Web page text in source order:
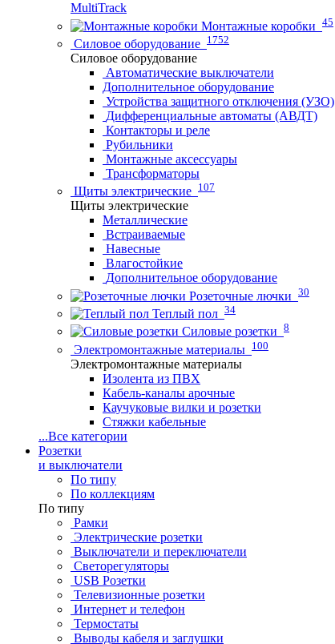
MultiTrack
Монтажные коробки 45
Силовое оборудование 1752
Силовое оборудование
Автоматические выключатели
Дополнительное оборудование
Устройства защитного отключения (УЗО)
Дифференциальные автоматы (АВДТ)
Контакторы и реле
Рубильники
Монтажные аксессуары
Трансформаторы
Щиты электрические 107
Щиты электрические
Металлические
Встраиваемые
Навесные
Влагостойкие
Дополнительное оборудование
Розеточные лючки 30
Теплый пол 34
Силовые розетки 8
Электромонтажные материалы 100
Электромонтажные материалы
Изолента из ПВХ
Кабель-каналы арочные
Каучуковые вилки и розетки
Стяжки кабельные
...Все категории
Розетки
и выключатели
По типу
По коллекциям
По типу
Рамки
Электрические розетки
Выключатели и переключатели
Светорегуляторы
USB Розетки
Телевизионные розетки
Интернет и телефон
Термостаты
Выводы кабеля и заглушки